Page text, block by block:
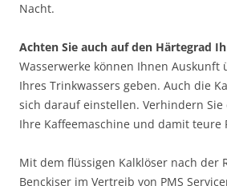
Nacht.
Achten Sie auch auf den Härtegrad
Wasserwerke können Ihnen Auskunft
Ihres Trinkwassers geben. Auch die
sich darauf einstellen. Verhindern Sie
Ihre Kaffeemaschine und damit teure
Mit dem flüssigen Kalklöser nach der
Benckiser im Vertreib von PMS